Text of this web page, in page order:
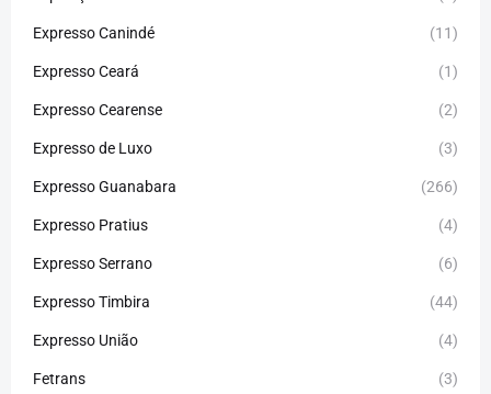
Expresso Canindé (11)
Expresso Ceará (1)
Expresso Cearense (2)
Expresso de Luxo (3)
Expresso Guanabara (266)
Expresso Pratius (4)
Expresso Serrano (6)
Expresso Timbira (44)
Expresso União (4)
Fetrans (3)